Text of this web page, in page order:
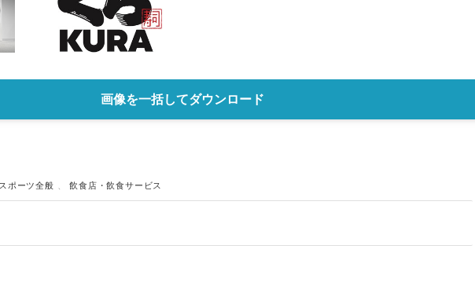
画像を一括してダウンロード
スポーツ全般 、飲食店・飲食サービス